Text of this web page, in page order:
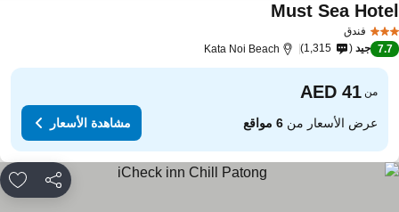
فندق
Must Seaمشاهدة الأسعار
7.7 جيد 1,315
Kata Noi Beach
من
عرض الأسعار من6 مواقع مشاهدة الأسعار
مشاركة